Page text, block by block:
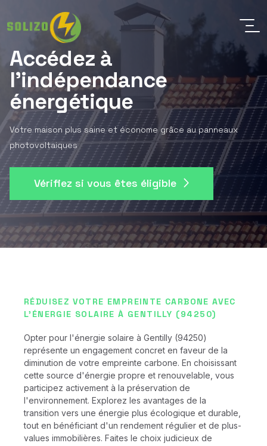
Accédez à
l'indépendance
énergétique
Votre maison plus saine et économe grâce au panneaux
photovoltaiques
Vérifiez si vous êtes éligible
RÉDUISEZ VOTRE EMPREINTE CARBONE AVEC
L'ÉNERGIE SOLAIRE À GENTILLY (94250)
Opter pour l'énergie solaire à Gentilly (94250)
représente un engagement concret en faveur de la
diminution de votre empreinte carbone. En choisissant
cette source d'énergie propre et renouvelable, vous
participez activement à la préservation de
l'environnement. Explorez les avantages de la
transition vers une énergie plus écologique et durable,
tout en bénéficiant d'un rendement régulier et de plus-
values immobilières. Faites le choix judicieux de